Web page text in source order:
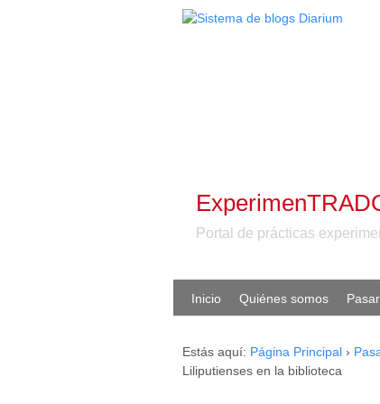
Portal de prácticas
Inicio Quiénes somos
Estás aquí: Página Principal ›
Liliputienses en la biblioteca